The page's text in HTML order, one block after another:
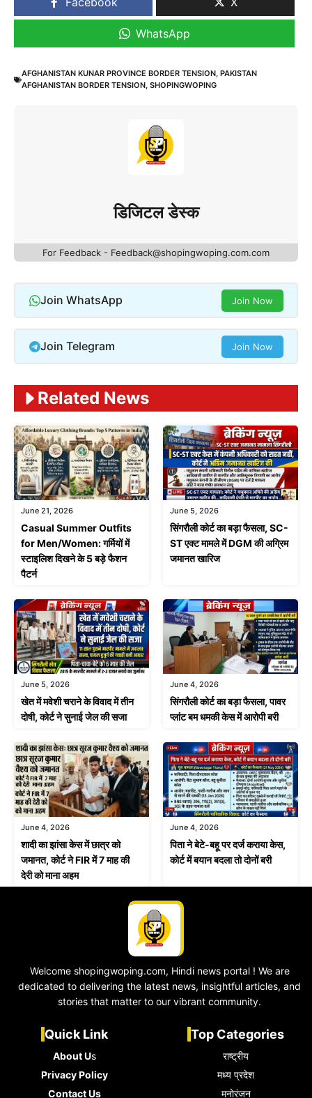
WhatsApp
AFGHANISTAN KUNAR PROVINCE BORDER TENSION, PAKISTAN
AFGHANISTAN BORDER TENSION, SHOPINGWOPING
डिजिटल डेस्क
For Feedback - Feedback@shopingwoping.com.com
Join WhatsApp Join Now
Join Telegram Join Now
Related News
June 21, 2026
Casual Summer Outfits
for Men/Women: गर्मियों में
स्टाइलिश दिखने के 5 बड़े फैशन
पैटर्न
June 5, 2026
सिंगरौली कोर्ट का बड़ा फैसला, SC-
ST एक्ट मामले में DGM की अग्रिम
जमानत खारिज
June 5, 2026
खेत में मवेशी चराने के विवाद में तीन
दोषी, कोर्ट ने सुनाई जेल की सजा
June 4, 2026
सिंगरौली कोर्ट का बड़ा फैसला, पावर
प्लांट बम धमकी केस में आरोपी बरी
June 4, 2026
शादी का झांसा केस में छात्र को
जमानत, कोर्ट ने FIR में 7 माह की
देरी को माना अहम
June 4, 2026
पिता ने बेटे-बहू पर दर्ज कराया केस,
कोर्ट में बयान बदला तो दोनों बरी
Welcome shopingwoping.com, Hindi news portal ! We are
dedicated to delivering the latest news, insightful articles, and
stories that matter to our vibrant community.
Quick Link
About Us
Privacy Policy
Contact Us
Top Categories
राष्ट्रीय
मध्य प्रदेश
मनोरंजन